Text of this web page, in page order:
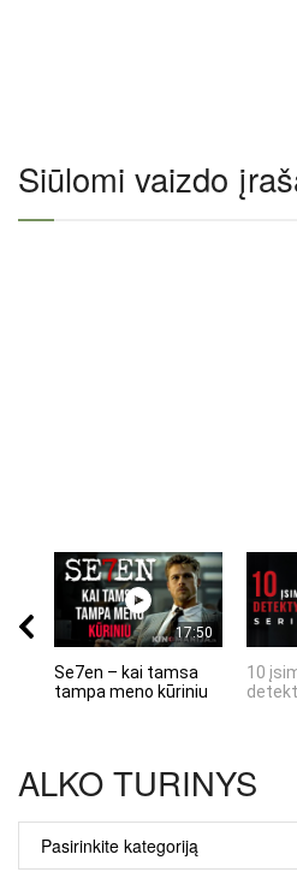
Siūlomi vaizdo
17:50
Se7en – kai tamsa
tampa meno kūriniu
10
ALKO TURINYS
ALKO
TURINYS